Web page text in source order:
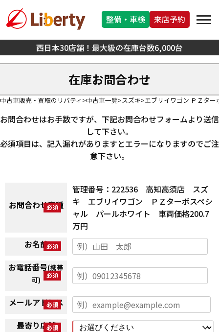
西日本30店舗！最大級の在庫台数6,000台
整備・車検 来店予約
在庫お問合わせ
中古車販売・買取のリバティ 中古車一覧 スズキ エブリイワゴン ＰＺター
お問合わせはお手数ですが、下記お問合わせフォームより送信
して下さい。
必須項目は、記入漏れがありますとエラーになりますのでご注
意下さい。
お問合わせ車種
管理番号：222536 高知高須店 スズ
キ エブリイワゴン ＰＺターボスペシ
ャル パールホワイト 車両価格200.7
万円
お名前
お電話番号(携帯
可)
メールアドレス
最寄り店舗